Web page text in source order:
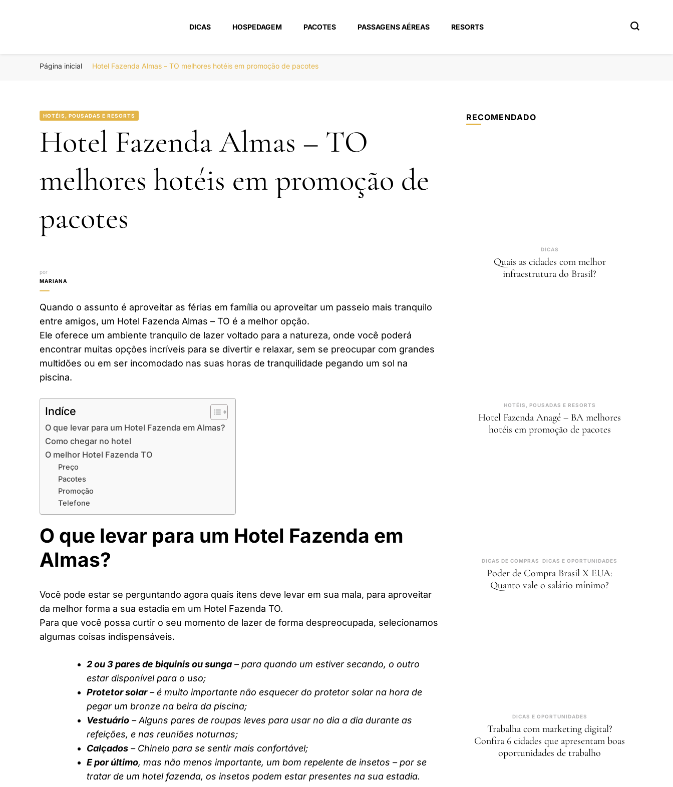
Portal Boa Viagem
DICAS HOSPEDAGEM PACOTES PASSAGENS AÉREAS RESORTS
Página inicial Hotel Fazenda Almas – TO melhores hotéis em promoção de pacotes
HOTÉIS, POUSADAS E RESORTS
Hotel Fazenda Almas – TO
melhores hotéis em promoção de
pacotes
por
MARIANA
Quando o assunto é aproveitar as férias em família ou aproveitar um passeio mais tranquilo
entre amigos, um Hotel Fazenda Almas – TO é a melhor opção.
Ele oferece um ambiente tranquilo de lazer voltado para a natureza, onde você poderá
encontrar muitas opções incríveis para se divertir e relaxar, sem se preocupar com grandes
multidões ou em ser incomodado nas suas horas de tranquilidade pegando um sol na
piscina.
Indíce
O que levar para um Hotel Fazenda em Almas?
Como chegar no hotel
O melhor Hotel Fazenda TO
Preço
Pacotes
Promoção
Telefone
O que levar para um Hotel Fazenda em
Almas?
Você pode estar se perguntando agora quais itens deve levar em sua mala, para aproveitar
da melhor forma a sua estadia em um Hotel Fazenda TO.
Para que você possa curtir o seu momento de lazer de forma despreocupada, selecionamos
algumas coisas indispensáveis.
2 ou 3 pares de biquinis ou sunga – para quando um estiver secando, o outro
estar disponível para o uso;
Protetor solar– é muito importante não esquecer do protetor solar na hora de
pegar um bronze na beira da piscina;
Vestuário – Alguns pares de roupas leves para usar no dia a dia durante as
refeições, e nas reuniões noturnas;
Calçados – Chinelo para se sentir mais confortável;
E por último, mas não menos importante, um bom repelente de insetos – por se
tratar de um hotel fazenda, os insetos podem estar presentes na sua estadia.
RECOMENDADO
DICAS
Quais as cidades com melhor
infraestrutura do Brasil?
HOTÉIS, POUSADAS E RESORTS
Hotel Fazenda Anagé – BA melhores
hotéis em promoção de pacotes
DICAS DE COMPRAS DICAS E OPORTUNIDADES
Poder de Compra Brasil X EUA:
Quanto vale o salário mínimo?
DICAS E OPORTUNIDADES
Trabalha com marketing digital?
Confira 6 cidades que apresentam boas
oportunidades de trabalho